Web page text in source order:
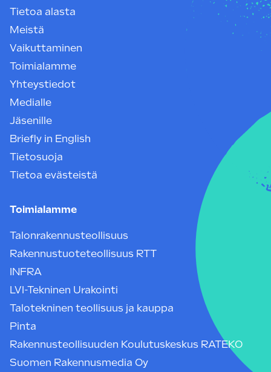
Tietoa alasta
Meistä
Vaikuttaminen
Toimialamme
Yhteystiedot
Medialle
Jäsenille
Briefly in English
Tietosuoja
Tietoa evästeistä
Toimialamme
Talonrakennusteollisuus
Rakennustuoteteollisuus RTT
INFRA
LVI-Tekninen Urakointi
Talotekninen teollisuus ja kauppa
Pinta
Rakennusteollisuuden Koulutuskeskus RATEKO
Suomen Rakennusmedia Oy